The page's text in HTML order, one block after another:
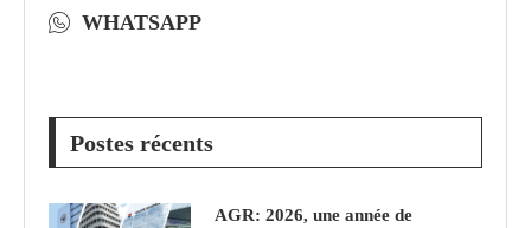
WHATSAPP
Postes récents
AGR: 2026, une année de